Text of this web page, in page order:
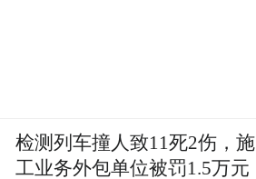
检测列车撞人致11死2伤，施
工业务外包单位被罚1.5万元